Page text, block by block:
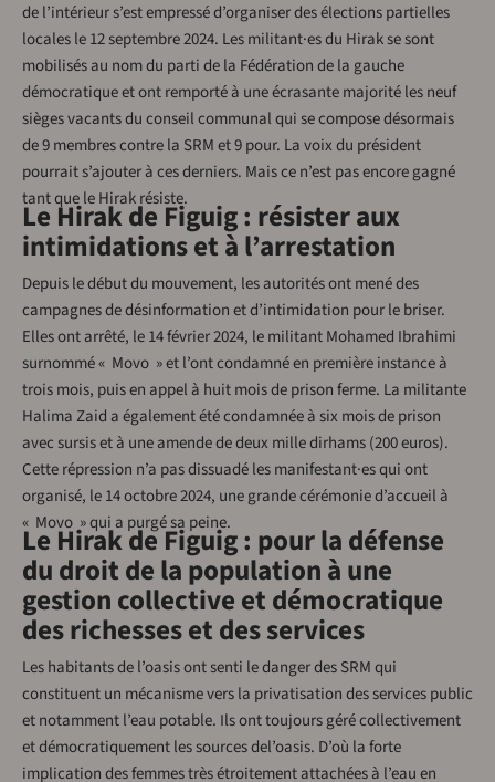
de l’intérieur s’est empressé d’organiser des élections partielles
locales le 12 septembre 2024. Les militant·es du Hirak se sont
mobilisés au nom du parti de la Fédération de la gauche
démocratique et ont remporté à une écrasante majorité les neuf
sièges vacants du conseil communal qui se compose désormais
de 9 membres contre la SRM et 9 pour. La voix du président
pourrait s’ajouter à ces derniers. Mais ce n’est pas encore gagné
tant que le Hirak résiste.
Le Hirak de Figuig : résister aux
intimidations et à l’arrestation
Depuis le début du mouvement, les autorités ont mené des
campagnes de désinformation et d’intimidation pour le briser.
Elles ont arrêté, le 14 février 2024, le militant Mohamed Ibrahimi
surnommé « Movo » et l’ont condamné en première instance à
trois mois, puis en appel à huit mois de prison ferme. La militante
Halima Zaid a également été condamnée à six mois de prison
avec sursis et à une amende de deux mille dirhams (200 euros).
Cette répression n’a pas dissuadé les manifestant·es qui ont
organisé, le 14 octobre 2024, une grande cérémonie d’accueil à
« Movo » qui a purgé sa peine.
Le Hirak de Figuig : pour la défense
du droit de la population à une
gestion collective et démocratique
des richesses et des services
Les habitants de l’oasis ont senti le danger des SRM qui
constituent un mécanisme vers la privatisation des services public
et notamment l’eau potable. Ils ont toujours géré collectivement
et démocratiquement les sources del’oasis. D’où la forte
implication des femmes très étroitement attachées à l’eau en